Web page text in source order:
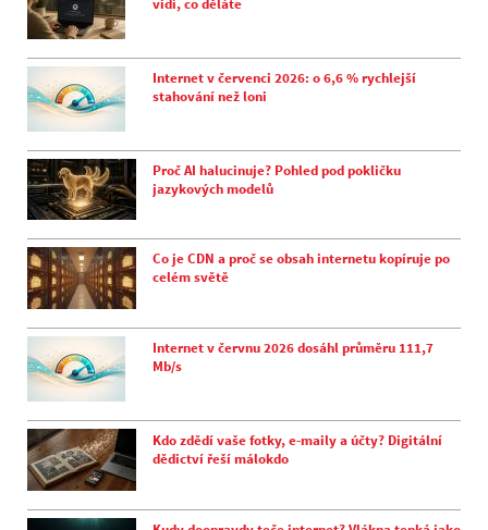
Internet v červenci 2026: o 6,6 % rychlejší
stahování než loni
Proč AI halucinuje? Pohled pod pokličku
jazykových modelů
Co je CDN a proč se obsah internetu kopíruje po
celém světě
Internet v červnu 2026 dosáhl průměru 111,7
Mb/s
Kdo zdědí vaše fotky, e-maily a účty? Digitální
dědictví řeší málokdo